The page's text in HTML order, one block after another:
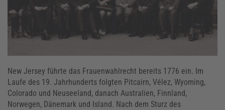
New Jersey führte das Frauenwahlrecht bereits 1776 ein. Im
Laufe des 19. Jahrhunderts folgten Pitcairn, Vélez, Wyoming,
Colorado und Neuseeland, danach Australien, Finnland,
Norwegen, Dänemark und Island. Nach dem Sturz des